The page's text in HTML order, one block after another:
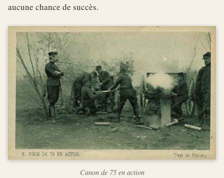
aucune chance de succès.
Canon de 75 en action